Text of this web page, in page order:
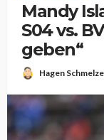
Mandy
S04 vs.
geben“
Hagen